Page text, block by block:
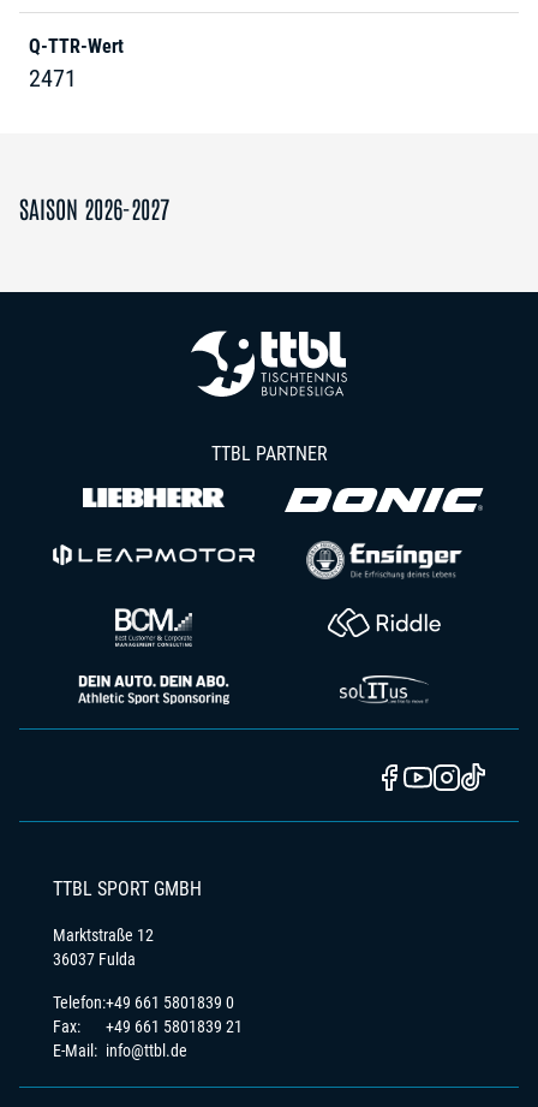
Q-TTR-Wert
2471
SAISON 2026-2027
TTBL PARTNER
TTBL SPORT GMBH
Marktstraße 12
36037 Fulda
Telefon:
Fax:
E-Mail:
+49 661 5801839 0
+49 661 5801839 21
info@ttbl.de